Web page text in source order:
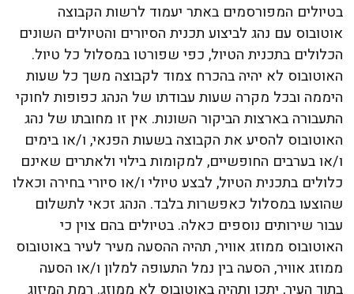
בטיולים המפורסמים באתר יעמוד לרשות הקבוצה
אוטובוס עם נהג לביצוע תכנית הסיורים והטיולים השונים
הכלולים בתכנית הטיול, כפי שפורטו במסלול כל טיול.
האוטובוס לא יהיה בהכרח צמוד לקבוצה משך כל שעות
היממה ובכל מקרה שעות עבודתו של הנהג כפופות לחוקי
התעבורה בארצות הביקור השונות. אין זו מחובתו של נהג
האוטובוס להסיע את הקבוצה בשעות הפנאי, ו/או בימים
ו/או בערבים החופשיים, למקומות בילוי ולאתרים שאינם
כלולים בתכנית הטיול, לבצע טיולי ו/או סיורי בחירה וכאלו
שהוצעו במסלול כאפשרות בלבד. הנהג זכאי לתשלום
עבור שירותים נוספים כאלה. בטיולים בהם צוין כי
האוטובוס ממוזג אוויר, תהיה ההסעה מעיר לעיר באוטובוס
ממוזג אוויר, הסעה בין נמל התעופה למלון ו/או הסעה
בתוך העיר, יתכן ותהיה באוטובוס לא ממוזג. רמת המיזוג